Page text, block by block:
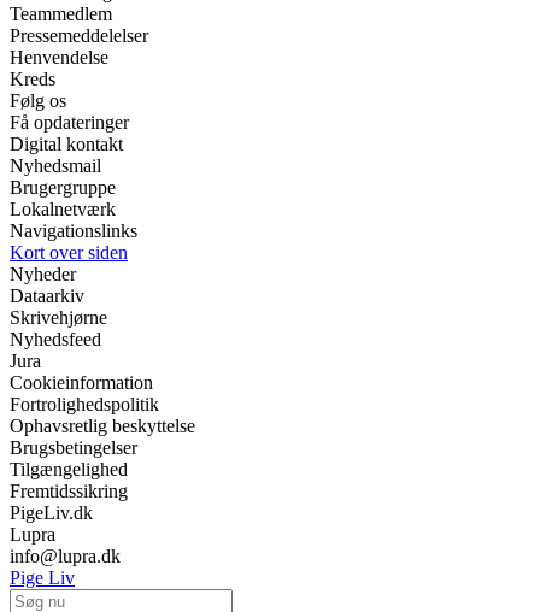
Teammedlem
Pressemeddelelser
Henvendelse
Kreds
Følg os
Få opdateringer
Digital kontakt
Nyhedsmail
Brugergruppe
Lokalnetværk
Navigationslinks
Kort over siden
Nyheder
Dataarkiv
Skrivehjørne
Nyhedsfeed
Jura
Cookieinformation
Fortrolighedspolitik
Ophavsretlig beskyttelse
Brugsbetingelser
Tilgængelighed
Fremtidssikring
PigeLiv.dk
Lupra
info@lupra.dk
Pige Liv